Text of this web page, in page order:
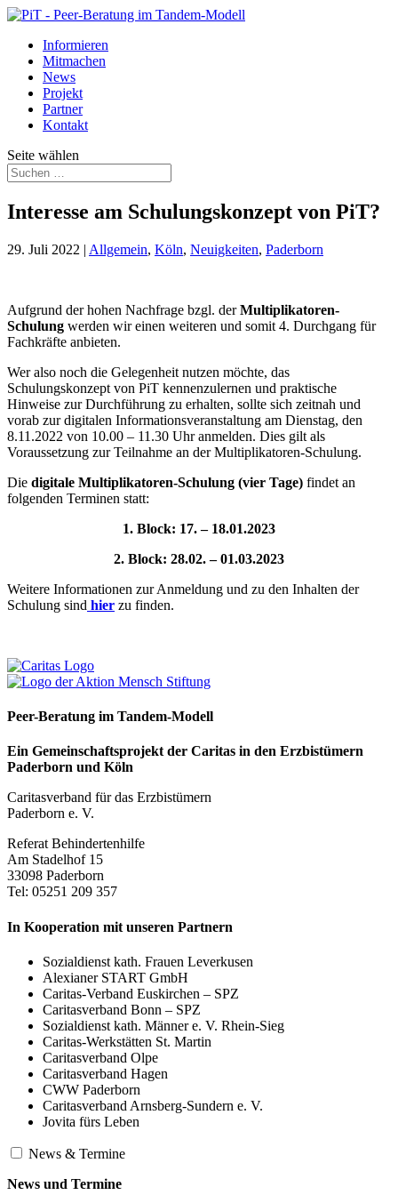
Informieren
Mitmachen
News
Projekt
Partner
Kontakt
Seite wählen
Interesse am Schulungskonzept von PiT?
29. Juli 2022 | Allgemein, Köln, Neuigkeiten, Paderborn
Aufgrund der hohen Nachfrage bzgl. derMultiplikatoren-
Schulung werden wir einen weiteren und somit 4. Durchgang für
Fachkräfte anbieten.
Wer also noch die Gelegenheit nutzen möchte, das
Schulungskonzept von PiT kennenzulernen und praktische
Hinweise zur Durchführung zu erhalten, sollte sich zeitnah und
vorab zur digitalen Informationsveranstaltung am Dienstag, den
8.11.2022 von 10.00 – 11.30 Uhr anmelden. Dies gilt als
Voraussetzung zur Teilnahme an der Multiplikatoren-Schulung.
Die digitale Multiplikatoren-Schulung (vier Tage) findet an
folgenden Terminen statt:
1. Block: 17. – 18.01.2023
2. Block: 28.02. – 01.03.2023
Weitere Informationen zur Anmeldung und zu den Inhalten der
Schulung sind hier zu finden.
Peer-Beratung im Tandem-Modell
Ein Gemeinschaftsprojekt der Caritas in den Erzbistümern
Paderborn und Köln
Caritasverband für das Erzbistümern
Paderborn e. V.
Referat Behindertenhilfe
Am Stadelhof 15
33098 Paderborn
Tel: 05251 209 357
In Kooperation mit unseren Partnern
Sozialdienst kath. Frauen Leverkusen
Alexianer START GmbH
Caritas-Verband Euskirchen – SPZ
Caritasverband Bonn – SPZ
Sozialdienst kath. Männer e. V. Rhein-Sieg
Caritas-Werkstätten St. Martin
Caritasverband Olpe
Caritasverband Hagen
CWW Paderborn
Caritasverband Arnsberg-Sundern e. V.
Jovita fürs Leben
News & Termine
News und Termine